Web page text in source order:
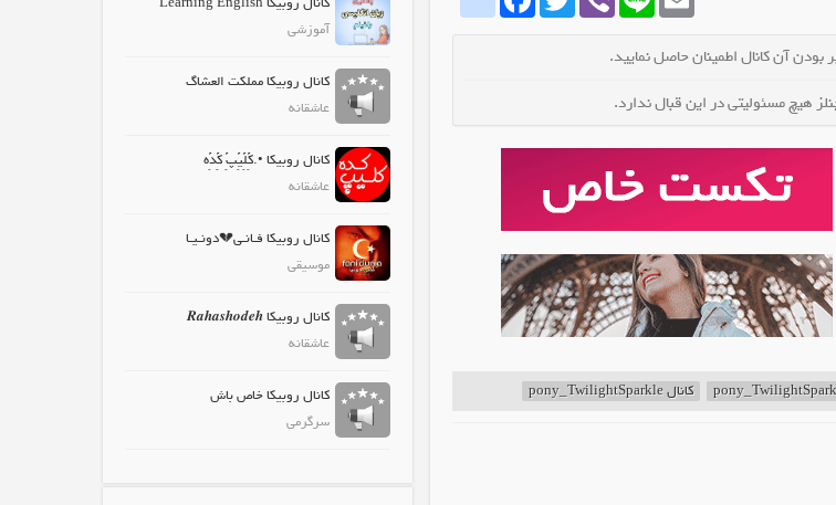
بودن آن کانال اطمینان حاصل نمایید.
هیچ مسئولیتی در این قبال ندارد.
کانال pony_TwilightSparkle
آموزشی
کانال روبیکا مملکت العشاگ
عاشقانه
کانال روبیکا •.کًِلًِیًِپًِ کًِدًِه
عاشقانه
کانال روبیکا فـانـی💔دونـیـا
موسیقی
کانال روبیکا 𝑹𝒂𝒉𝒂𝒔𝒉𝒐𝒅𝒆𝒉
عاشقانه
کانال روبیکا خاص باش
سرگرمی